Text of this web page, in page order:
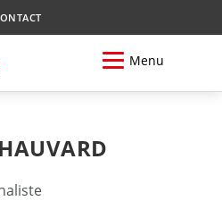
Menu